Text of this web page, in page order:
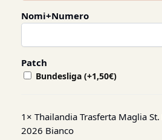
Nomi+Numero
Patch
Bundesliga (+1,50€)
1× Thailandia Trasferta Maglia
2026 Bianco